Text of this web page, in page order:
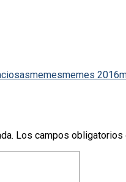
memesmemes 2016
Los campos obligatorios